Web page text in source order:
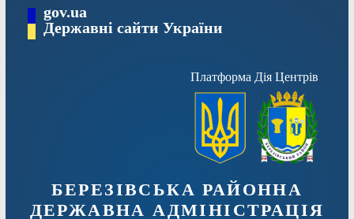
Перейтиgov.ua
Державні сайти України
Платформа Дія Центрів
БЕРЕЗІВСЬКА РАЙОННА
ДЕРЖАВНА АДМІНІСТРАЦІЯ